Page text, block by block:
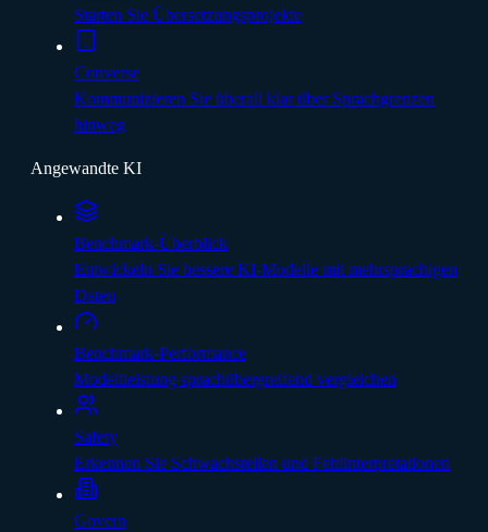
Starten Sie Übersetzungsprojekte
Converse
Kommunizieren Sie überall klar über Sprachgrenzen
hinweg
Angewandte KI
Benchmark-Überblick
Entwickeln Sie bessere KI-Modelle mit mehrsprachigen
Daten
Benchmark-Performance
Modellleistung sprachübergreifend vergleichen
Safety
Erkennen Sie Schwachstellen und Fehlinterpretationen
Govern